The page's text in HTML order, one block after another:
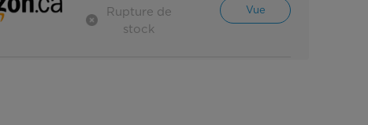
Rupture de
stock
Vue